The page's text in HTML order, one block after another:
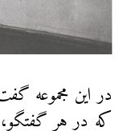
در این مجموعه‌